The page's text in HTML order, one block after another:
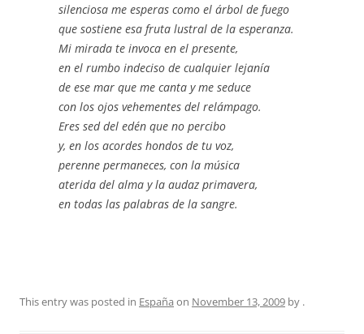
silenciosa me esperas como el árbol de fuego
que sostiene esa fruta lustral de la esperanza.
Mi mirada te invoca en el presente,
en el rumbo indeciso de cualquier lejanía
de ese mar que me canta y me seduce
con los ojos vehementes del relámpago.
Eres sed del edén que no percibo
y, en los acordes hondos de tu voz,
perenne permaneces, con la música
aterida del alma y la audaz primavera,
en todas las palabras de la sangre.
This entry was posted in España on November 13, 2009 by .